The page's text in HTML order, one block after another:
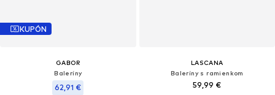
KUPÓN
GABOR
Baleríny
62,91 €
LASCANA
Baleríny s ramienkom
59,99 €